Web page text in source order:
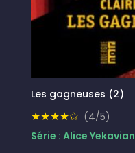
Les gagneuses (2)
★★★★✩ (4/5)
Série : Alice Yekavian